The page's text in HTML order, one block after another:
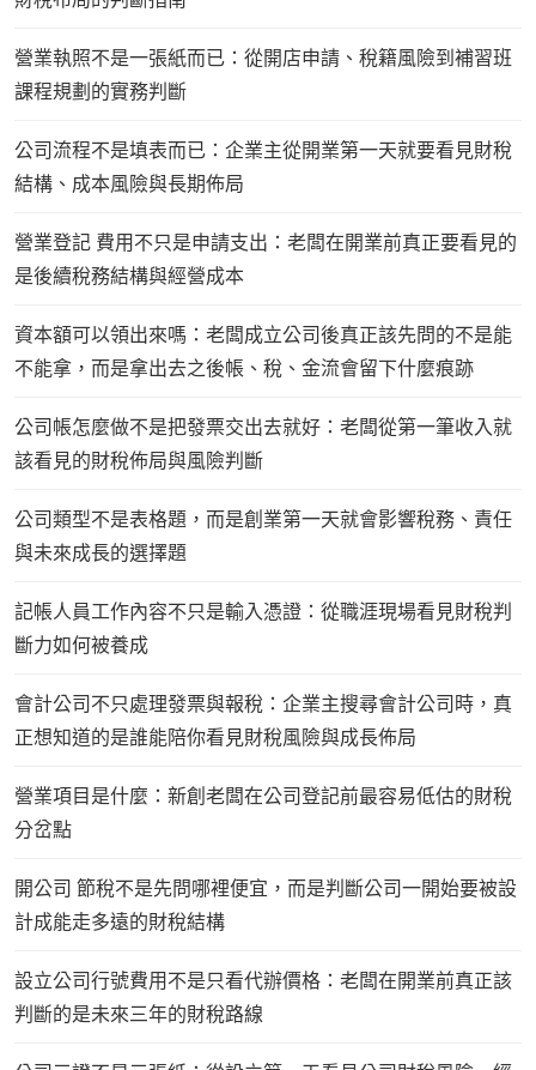
營業執照不是一張紙而已：從開店申請、稅籍風險到補習班
課程規劃的實務判斷
公司流程不是填表而已：企業主從開業第一天就要看見財稅
結構、成本風險與長期佈局
營業登記 費用不只是申請支出：老闆在開業前真正要看見的
是後續稅務結構與經營成本
資本額可以領出來嗎：老闆成立公司後真正該先問的不是能
不能拿，而是拿出去之後帳、稅、金流會留下什麼痕跡
公司帳怎麼做不是把發票交出去就好：老闆從第一筆收入就
該看見的財稅佈局與風險判斷
公司類型不是表格題，而是創業第一天就會影響稅務、責任
與未來成長的選擇題
記帳人員工作內容不只是輸入憑證：從職涯現場看見財稅判
斷力如何被養成
會計公司不只處理發票與報稅：企業主搜尋會計公司時，真
正想知道的是誰能陪你看見財稅風險與成長佈局
營業項目是什麼：新創老闆在公司登記前最容易低估的財稅
分岔點
開公司 節稅不是先問哪裡便宜，而是判斷公司一開始要被設
計成能走多遠的財稅結構
設立公司行號費用不是只看代辦價格：老闆在開業前真正該
判斷的是未來三年的財稅路線